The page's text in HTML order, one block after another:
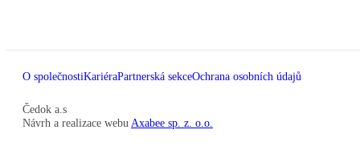
O společnostiKariéraPartnerská sekceOchrana osobních údajů
Čedok a.s
Návrh a realizace webu Axabee sp. z. o.o.